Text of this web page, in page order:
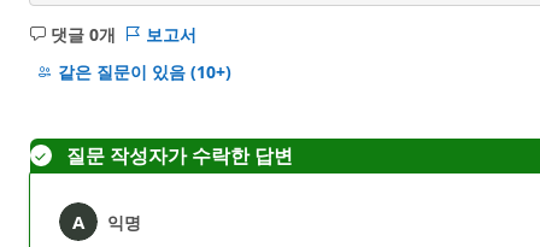
댓글 0개
설
명
보고서
같은 질문이 있음 (10+)
질문 작성자가 수락한 답변
익명